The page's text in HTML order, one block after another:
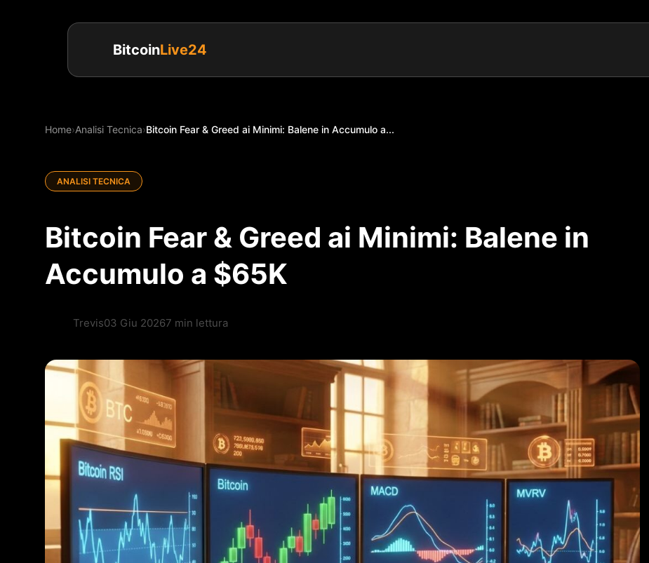
BitcoinLive24
Home›Analisi Tecnica›Bitcoin Fear & Greed ai Minimi: Balene in Accumulo a...
ANALISI TECNICA
Bitcoin Fear & Greed ai Minimi: Balene in
Accumulo a $65K
Trevis03 Giu 20267 min lettura